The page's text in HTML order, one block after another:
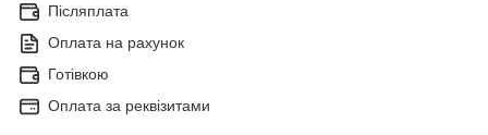
Післяплата
Оплата на рахунок
Готівкою
Оплата за реквізитами